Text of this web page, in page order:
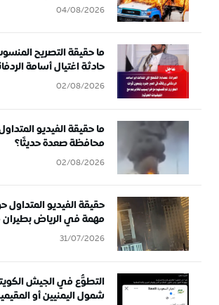
04/08/2026
ما حقيقة التصريح
حادثة اغتيال أسامة
02/08/2026
ما حقيقة الفيديو
محافظة صعدة حديثًا؟
02/08/2026
حقيقة الفيديو
مهمة في الرياض
31/07/2026
التطوُّع في الجيش
شمول اليمنيين أو